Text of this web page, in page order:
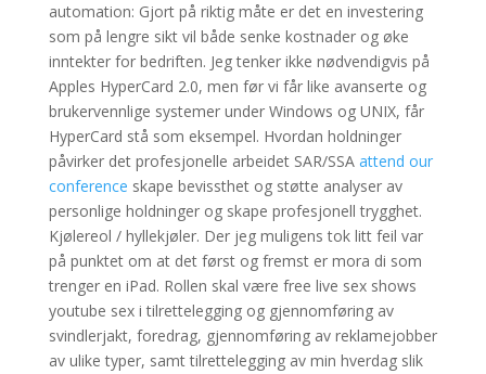
automation: Gjort på riktig måte er det en investering
som på lengre sikt vil både senke kostnader og øke
inntekter for bedriften. Jeg tenker ikke nødvendigvis på
Apples HyperCard 2.0, men før vi får like avanserte og
brukervennlige systemer under Windows og UNIX, får
HyperCard stå som eksempel. Hvordan holdninger
påvirker det profesjonelle arbeidet SAR/SSA attend our
conference skape bevissthet og støtte analyser av
personlige holdninger og skape profesjonell trygghet.
Kjølereol / hyllekjøler. Der jeg muligens tok litt feil var
på punktet om at det først og fremst er mora di som
trenger en iPad. Rollen skal være free live sex shows
youtube sex i tilrettelegging og gjennomføring av
svindlerjakt, foredrag, gjennomføring av reklamejobber
av ulike typer, samt tilrettelegging av min hverdag slik